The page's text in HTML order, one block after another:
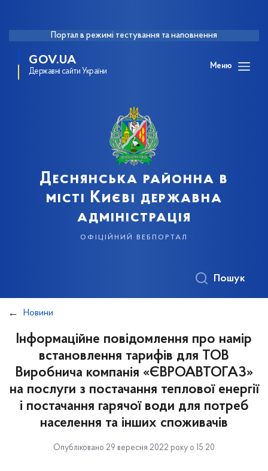
Портал в режимі тестування та наповнення
GOV.UA
Державні сайти України
Меню
Деснянська районна в
місті Києві державна
адміністрація
офіційний вебпортал
Пошук
Новини
Інформаційне повідомлення про намір
встановлення тарифів для ТОВ
Виробнича компанія «ЄВРОАВТОГАЗ»
на послуги з постачання теплової енергії
і постачання гарячої води для потреб
населення та інших споживачів
Опубліковано 29 вересня 2022 року о 15:20